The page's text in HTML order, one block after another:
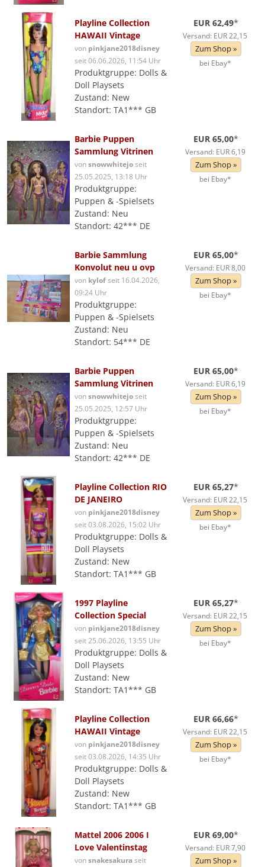
Playline Collection
HAWAII Vintage
von pinkjane2018disney
seit 06.06.2026, 11:54 Uhr
Produktgruppe: Dolls &
Doll Playsets
Zustand: New
Standort: TA1*** GB
EUR 62,49*
Versand: EUR 22,15
Zum Shop »
bei Ebay*
Barbie Puppen
Sammlung Vitrinen
vonsnowwhitejoseit
25.05.2025, 13:18 Uhr
Produktgruppe:
Puppen & -Spielsets
Zustand: Neu
Standort: 42*** DE
EUR 65,00*
Versand: EUR 6,19
Zum Shop »
bei Ebay*
Barbie Sammlung
Konvolut neu u ovp
von kylofseit 16.04.2026,
09:24 Uhr
Produktgruppe:
Puppen & -Spielsets
Zustand: Neu
Standort: 54*** DE
EUR 65,00*
Versand: EUR 8,00
Zum Shop »
bei Ebay*
Barbie Puppen
Sammlung Vitrinen
vonsnowwhitejoseit
25.05.2025, 12:57 Uhr
Produktgruppe:
Puppen & -Spielsets
Zustand: Neu
Standort: 42*** DE
EUR 65,00*
Versand: EUR 6,19
Zum Shop »
bei Ebay*
Playline Collection RIO
DE JANEIRO
von pinkjane2018disney
seit 03.08.2026, 15:02 Uhr
Produktgruppe: Dolls &
Doll Playsets
Zustand: New
Standort: TA1*** GB
EUR 65,27*
Versand: EUR 22,15
Zum Shop »
bei Ebay*
1997 Playline
Collection Special
von pinkjane2018disney
seit 25.06.2026, 13:55 Uhr
Produktgruppe: Dolls &
Doll Playsets
Zustand: New
Standort: TA1*** GB
EUR 65,27*
Versand: EUR 22,15
Zum Shop »
bei Ebay*
Playline Collection
HAWAII Vintage
von pinkjane2018disney
seit 03.08.2026, 14:35 Uhr
Produktgruppe: Dolls &
Doll Playsets
Zustand: New
Standort: TA1*** GB
EUR 66,66*
Versand: EUR 22,15
Zum Shop »
bei Ebay*
Mattel 2006 2006 I
Love Valentinstag
vonsnakesakuraseit
EUR 69,00*
Versand: EUR 7,90
Zum Shop »